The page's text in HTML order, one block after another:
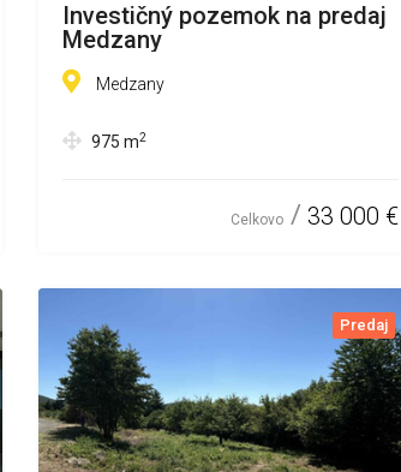
Investičný pozemok na predaj
Medzany
Medzany
975 m2
Celkovo 33 000 €
Predaj